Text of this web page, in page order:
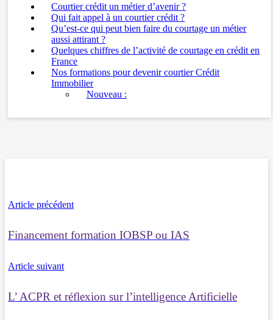
Courtier crédit un métier d’avenir ?
Qui fait appel à un courtier crédit ?
Qu’est-ce qui peut bien faire du courtage un métier
aussi attirant ?
Quelques chiffres de l’activité de courtage en crédit en
France
Nos formations pour devenir courtier Crédit
Immobilier
Nouveau :
Article précédent
Financement formation IOBSP ou IAS
Article suivant
L’ ACPR et réflexion sur l’intelligence Artificielle